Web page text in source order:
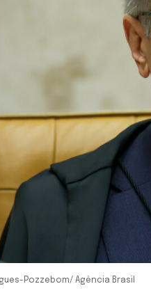
Pozzebom/ Agência Brasil